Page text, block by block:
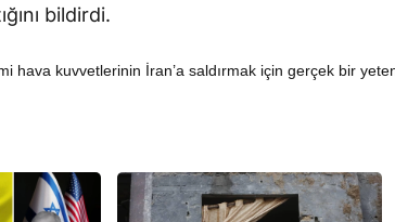
bildirdi.
hava kuvvetlerinin İran’a saldırmak için gerçek bir
Dahlan, Normalleşme Sonrası
Abbas’ı Devirmeye mi Çalışıyor?